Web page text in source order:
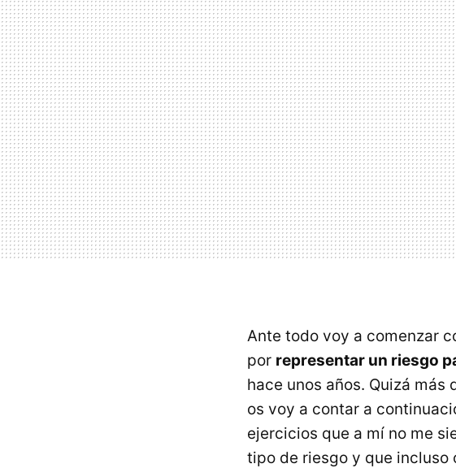
Ante todo voy a comenzar
por representar un riesgo
hace unos años. Quizá
os voy a contar a
ejercicios que a mí no me
tipo de riesgo y que incluso